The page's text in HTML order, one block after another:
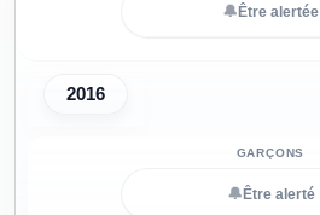
🔔 Être alertée
2016
🔔 Être alerté